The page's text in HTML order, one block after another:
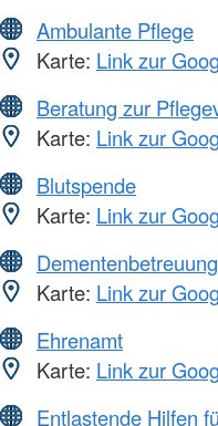
Ambulante Pflege
Karte: Link zur
Beratung zur
Karte: Link zur
Blutspende
Karte: Link zur
Dementenbetreuung
Karte: Link zur
Ehrenamt
Karte: Link zur
Entlastende Hilfen